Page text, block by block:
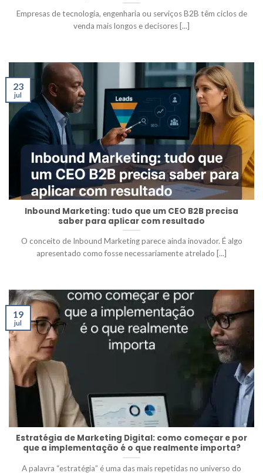
Empresas de tecnologia, engenharia ou serviços B2B têm ciclos de
venda mais longos e decisores [...]
Inbound Marketing: tudo que um CEO B2B precisa
saber para aplicar com resultado
O conceito de Inbound Marketing parece ainda inovador. É algo
apresentado como fosse necessariamente atrelado [...]
23
jul
Estratégia de Marketing Digital: como começar e por
que a implementação é o que realmente importa?
A palavra “estratégia” é uma das mais repetidas no universo do
19
jul